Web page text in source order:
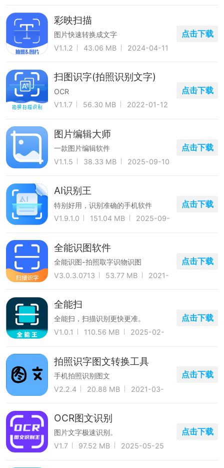
彩映扫描
图片快速转换成文字
V1.1.2
43.06 MB 2024-04-11
点击下载
扫图识字(拍照识别文字)
OCR
V1.1.7
56.30 MB 2022-01-12
点击下载
图片编辑大师
一款图片编辑软件
V1.1.5
38.33 MB 2025-09-10
点击下载
AI识别王
特别好用，识别准确的手机软件
V1.9.1.0
151.04 MB
2025-09-
点击下载
全能识图软件
全能识图-拍照取字识物识图
V3.0.3.0713
53.77 MB
2021-
点击下载
全能扫
全能扫，扫描识别更快更准。
V1.0.1
110.56 MB
2025-02-
点击下载
拍照识字图文转换工具
手机拍照识别图文
V2.2.4
20.88 MB
2021-03-
点击下载
OCR图文识别
图片文字极速识别。
V1.7
97.52 MB 2025-05-25
点击下载